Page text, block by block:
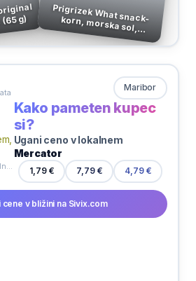
g) Prigrizek What snack-korn, morska sol, brez.glutena, 50g
Maribor
Kako pameten kupec
si?
Ugani ceno v lokalnem
Mercator
1,79 € 7,79 € 4,79 €
cene v bližini na Sivix.com